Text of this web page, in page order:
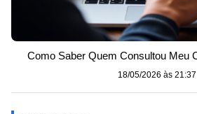
Como Saber Quem Consultou Meu
18/05/2026 às 21:37